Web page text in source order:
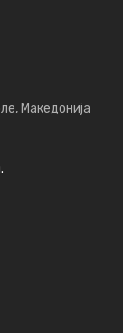
Македонија